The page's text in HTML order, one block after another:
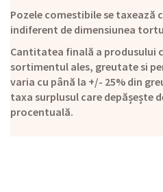
Pozele comestibile se taxează
indiferent de dimensiunea
Cantitatea finală a produsului
sortimentul ales, greutate si
varia cu până la +/- 25% din
taxa surplusul care depășește
procentuală.